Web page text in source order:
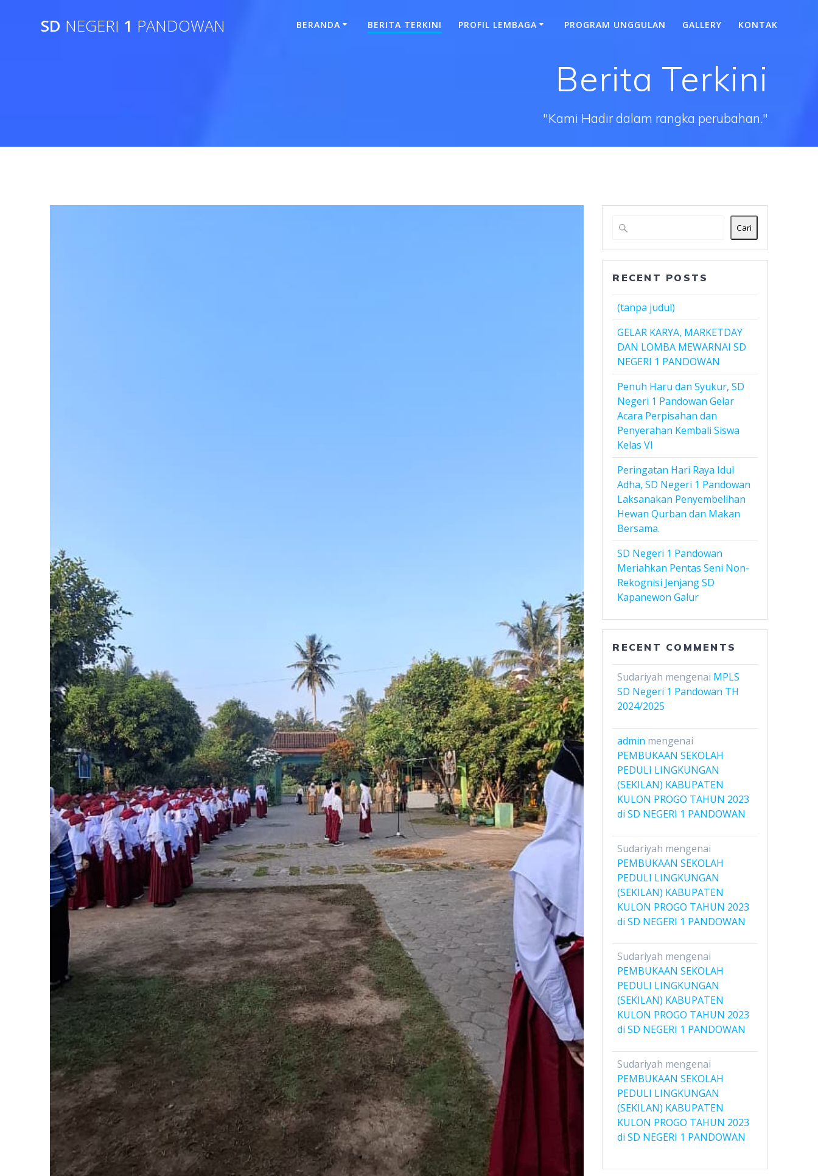
SD NEGERI 1 PANDOWAN BERANDA BERITA TERKINI PROFIL LEMBAGA PROGRAM UNGGULAN GALLERY KONTAK
Berita Terkini
"Kami Hadir dalam rangka perubahan."
Cari
RECENT POSTS
(tanpa judul)
GELAR KARYA, MARKETDAY
DAN LOMBA MEWARNAI SD
NEGERI 1 PANDOWAN
Penuh Haru dan Syukur, SD
Negeri 1 Pandowan Gelar
Acara Perpisahan dan
Penyerahan Kembali Siswa
Kelas VI
Peringatan Hari Raya Idul
Adha, SD Negeri 1 Pandowan
Laksanakan Penyembelihan
Hewan Qurban dan Makan
Bersama.
SD Negeri 1 Pandowan
Meriahkan Pentas Seni Non-
Rekognisi Jenjang SD
Kapanewon Galur
RECENT COMMENTS
Sudariyah mengenai MPLS
SD Negeri 1 Pandowan TH
2024/2025
admin mengenai
PEMBUKAAN SEKOLAH
PEDULI LINGKUNGAN
(SEKILAN) KABUPATEN
KULON PROGO TAHUN 2023
di SD NEGERI 1 PANDOWAN
Sudariyah mengenai
PEMBUKAAN SEKOLAH
PEDULI LINGKUNGAN
(SEKILAN) KABUPATEN
KULON PROGO TAHUN 2023
di SD NEGERI 1 PANDOWAN
Sudariyah mengenai
PEMBUKAAN SEKOLAH
PEDULI LINGKUNGAN
(SEKILAN) KABUPATEN
KULON PROGO TAHUN 2023
di SD NEGERI 1 PANDOWAN
Sudariyah mengenai
PEMBUKAAN SEKOLAH
PEDULI LINGKUNGAN
(SEKILAN) KABUPATEN
KULON PROGO TAHUN 2023
di SD NEGERI 1 PANDOWAN